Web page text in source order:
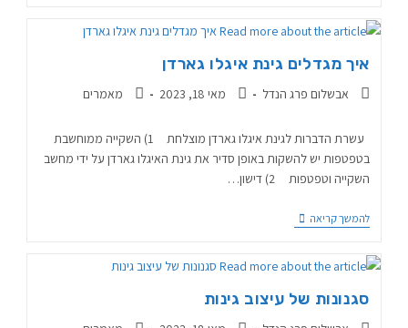
איך מגדלים גינת איגלו גארדן
אבשלום פרג הנדל מאי 18, 2023 מאמרים
עשרת הדברות לגינת איגלו גארדן מוצלחת 1) השקייה ממוחשבת
בטפטפות יש להשקות באופן סדיר את גינת האיגלו גארדן על ידי מחשב
השקייה וטפטפות 2) דישון…
להמשך קריאה
סגנונות של עיצוב גינות